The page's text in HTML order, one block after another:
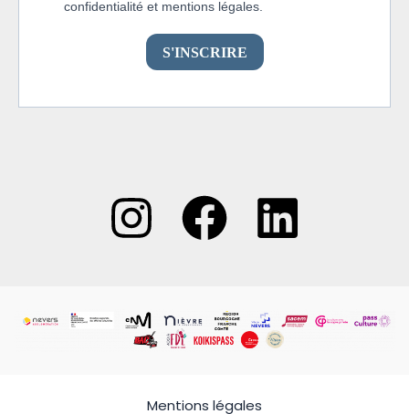
Mentions légales